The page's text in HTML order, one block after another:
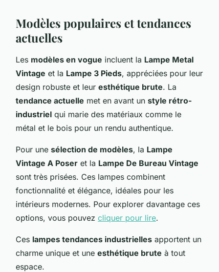
Modèles populaires et tendances
actuelles
Les modèles en vogue incluent la Lampe Metal
Vintage et la Lampe 3 Pieds, appréciées pour leur
design robuste et leur esthétique brute. La
tendance actuelle met en avant un style rétro-
industriel qui marie des matériaux comme le
métal et le bois pour un rendu authentique.
Pour une sélection de modèles, la Lampe
Vintage A Poser et la Lampe De Bureau Vintage
sont très prisées. Ces lampes combinent
fonctionnalité et élégance, idéales pour les
intérieurs modernes. Pour explorer davantage ces
options, vous pouvez cliquer pour lire.
Ces lampes tendances industrielles apportent un
charme unique et une esthétique brute à tout
espace.